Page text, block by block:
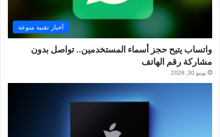
أخبار تقنية منوعة
واتساب يتيح حجز أسماء المستخدمين.. تواصل بدون
مشاركة رقم الهاتف
يونيو 30, 2026